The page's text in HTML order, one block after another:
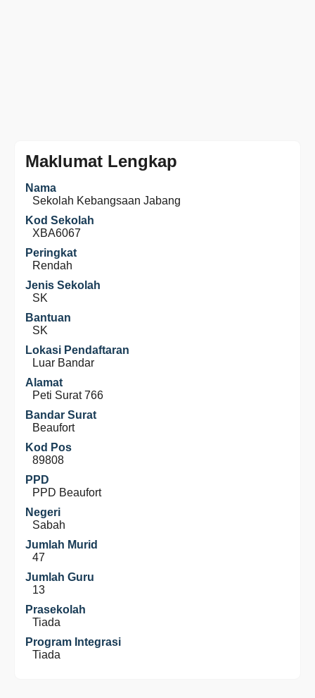
Maklumat Lengkap
Nama
Sekolah Kebangsaan Jabang
Kod Sekolah
XBA6067
Peringkat
Rendah
Jenis Sekolah
SK
Bantuan
SK
Lokasi Pendaftaran
Luar Bandar
Alamat
Peti Surat 766
Bandar Surat
Beaufort
Kod Pos
89808
PPD
PPD Beaufort
Negeri
Sabah
Jumlah Murid
47
Jumlah Guru
13
Prasekolah
Tiada
Program Integrasi
Tiada